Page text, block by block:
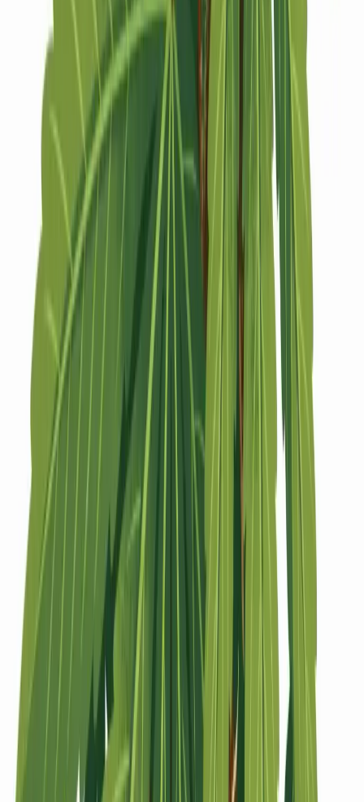
Strains Hybrid Strains
Standorte